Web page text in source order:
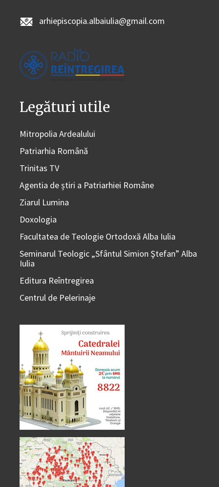
arhiepiscopia.albaiulia@gmail.com
Legături utile
Mitropolia Ardealului
Patriarhia Română
Trinitas TV
Agentia de știri a Patriarhiei Române
Ziarul Lumina
Doxologia
Facultatea de Teologie Ortodoxă Alba Iulia
Seminarul Teologic „Sfântul Simion Ştefan” Alba
Iulia
Editura Reîntregirea
Centrul de Pelerinaje